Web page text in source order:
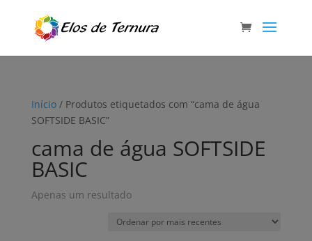
Início/ Produtos etiquetados com “cama de água
SOFTSIDE BASIC”
cama de água SOFTSIDE
BASIC
Apenas um resultado